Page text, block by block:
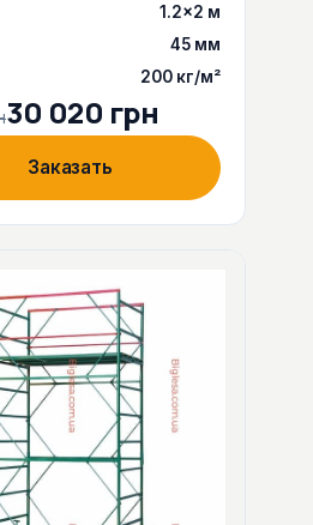
1.2×2 м
45 мм
200 кг/м²
30 020 грн
Заказать